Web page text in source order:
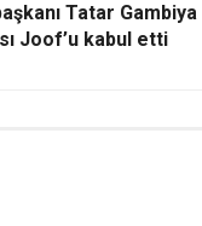
Tatar
Joof’u kabul etti